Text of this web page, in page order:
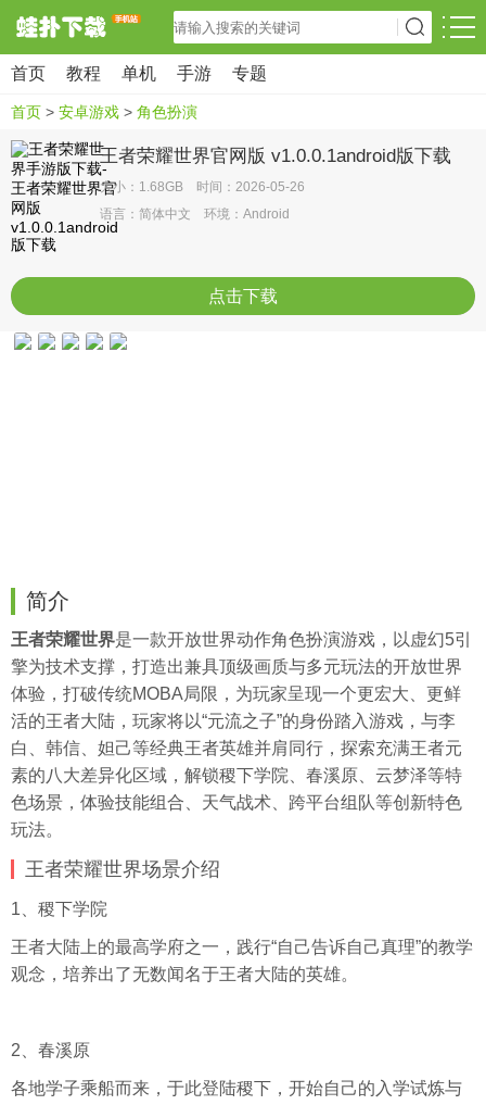
首页 教程 单机 手游 专题
首页 > 安卓游戏 > 角色扮演
王者荣耀世界官网版 v1.0.0.1android版下载
大小：1.68GB 时间：2026-05-26
语言：简体中文 环境：Android
点击下载
简介
王者荣耀世界是一款开放世界动作角色扮演游戏，以虚幻5引
擎为技术支撑，打造出兼具顶级画质与多元玩法的开放世界
体验，打破传统MOBA局限，为玩家呈现一个更宏大、更鲜
活的王者大陆，玩家将以“元流之子”的身份踏入游戏，与李
白、韩信、妲己等经典王者英雄并肩同行，探索充满王者元
素的八大差异化区域，解锁稷下学院、春溪原、云梦泽等特
色场景，体验技能组合、天气战术、跨平台组队等创新特色
玩法。
王者荣耀世界场景介绍
1、稷下学院
王者大陆上的最高学府之一，践行“自己告诉自己真理”的教学
观念，培养出了无数闻名于王者大陆的英雄。
2、春溪原
各地学子乘船而来，于此登陆稷下，开始自己的入学试炼与